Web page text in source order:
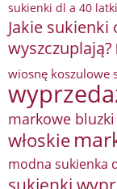
sukienki dl a 40
Jakie sukienki
wyszczuplają?
wiosnę koszulowe
markowe
włoskie
modna sukienka